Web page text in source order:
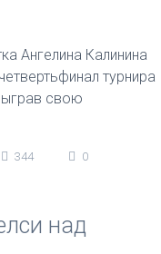
Ангелина Калинина
турнира
свою
344 0
над